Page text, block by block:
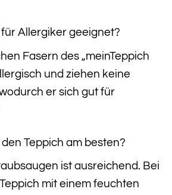
für Allergiker geeignet?
Fasern des „meinTeppich
und ziehen keine
er sich gut für
Teppich am besten?
ist ausreichend. Bei
mit einem feuchten